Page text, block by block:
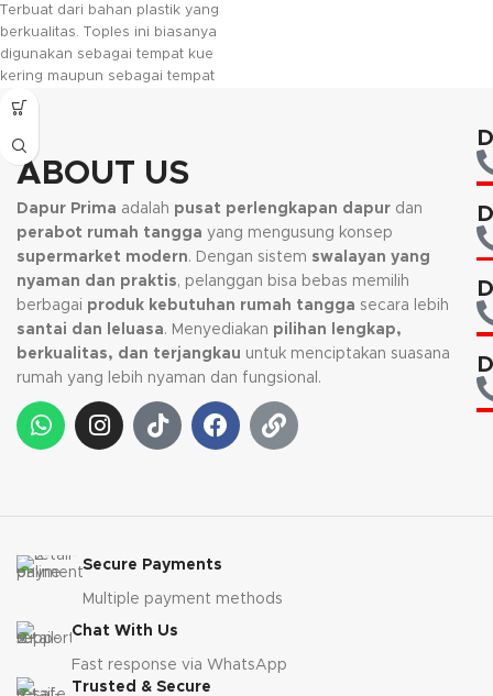
mcrowave untuk memanaskan
dengan catatan tutupnya harus
dibuka.
Terbuat dari bahan plastik yang
berkualitas. Toples ini biasanya
digunakan sebagai tempat kue
kering maupun sebagai tempat
bahan makanan sesuai dengan
keperluan. Selain itu toples ini juga
mudah dibersihkan sehingga dapat
digunakan berulang ulang.
kembali, jika request warna tidak
tersedia.
ABOUT US
Dapur Prima adalah pusat perlengkapan dapur dan
perabot rumah tangga yang mengusung konsep
supermarket modern. Dengan sistem swalayan yang
nyaman dan praktis, pelanggan bisa bebas memilih
berbagai produk kebutuhan rumah tangga secara lebih
santai dan leluasa. Menyediakan pilihan lengkap,
berkualitas, dan terjangkau untuk menciptakan suasana
rumah yang lebih nyaman dan fungsional.
Secure Payments
Multiple payment methods
Chat With Us
Fast response via WhatsApp
Trusted & Secure